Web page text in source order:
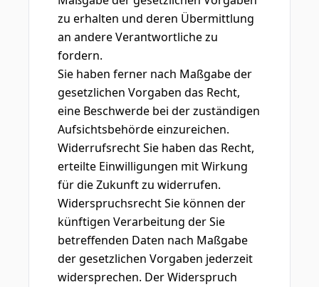
zu erhalten und deren Übermittlung
an andere Verantwortliche zu
fordern.
Sie haben ferner nach Maßgabe der
gesetzlichen Vorgaben das Recht,
eine Beschwerde bei der zuständigen
Aufsichtsbehörde einzureichen.
Widerrufsrecht Sie haben das Recht,
erteilte Einwilligungen mit Wirkung
für die Zukunft zu widerrufen.
Widerspruchsrecht Sie können der
künftigen Verarbeitung der Sie
betreffenden Daten nach Maßgabe
der gesetzlichen Vorgaben jederzeit
widersprechen. Der Widerspruch